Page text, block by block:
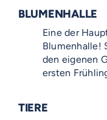
BLUMENHALLE
Eine der
Blumenhalle!
den eigenen
ersten
TIERE